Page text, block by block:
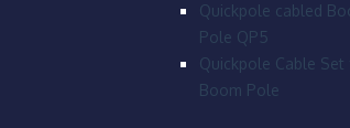
Quickpole cabled
Pole QP5
Quickpole Cable Set
Boom Pole